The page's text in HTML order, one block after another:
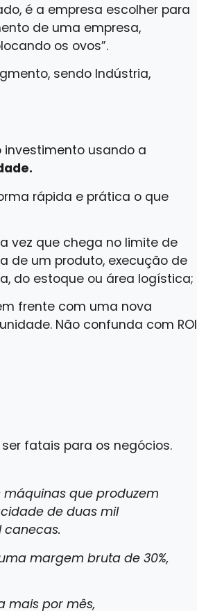
é a empresa escolher para
de uma empresa,
os ovos”.
sendo Indústria,
usando a
rápida e prática o que
vez que chega no limite de
de um produto, execução de
do estoque ou área logística;
frente com uma nova
Não confunda com ROI
fatais para os negócios.
que produzem
de duas mil
canecas.
margem bruta de 30%,
mais por mês,